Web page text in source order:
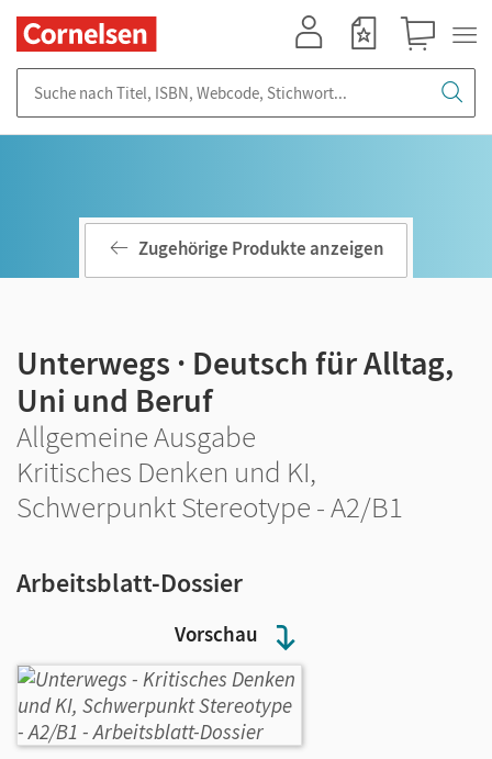
Vorschau
Zugehörige Produkte anzeigen
Unterwegs · Deutsch für Alltag,
Uni und Beruf
Allgemeine Ausgabe
Kritisches Denken und KI,
Schwerpunkt Stereotype - A2/B1
Arbeitsblatt-Dossier